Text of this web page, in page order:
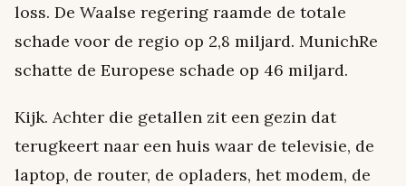
loss. De Waalse regering raamde de totale
schade voor de regio op 2,8 miljard. MunichRe
schatte de Europese schade op 46 miljard.
Kijk. Achter die getallen zit een gezin dat
terugkeert naar een huis waar de televisie, de
laptop, de router, de opladers, het modem, de